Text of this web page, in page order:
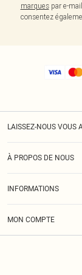
marquespar e-
consentez
LAISSEZ-NOUS VOUS
À PROPOS DE NOUS
INFORMATIONS
MON COMPTE